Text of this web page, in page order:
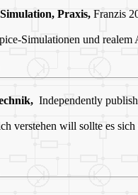
Praxis, Franzis
Simulationen und
, Independently
verstehen will sollte es